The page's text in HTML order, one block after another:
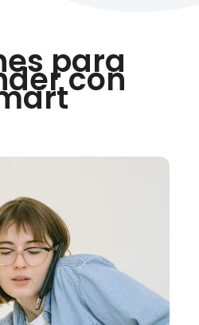
para
con